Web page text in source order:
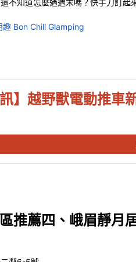
不知道怎麼過週末嗎？快手刀訂起
趣 Bon Chill Glamping
訊】越野獸電動推車
推薦四、峨眉靜月